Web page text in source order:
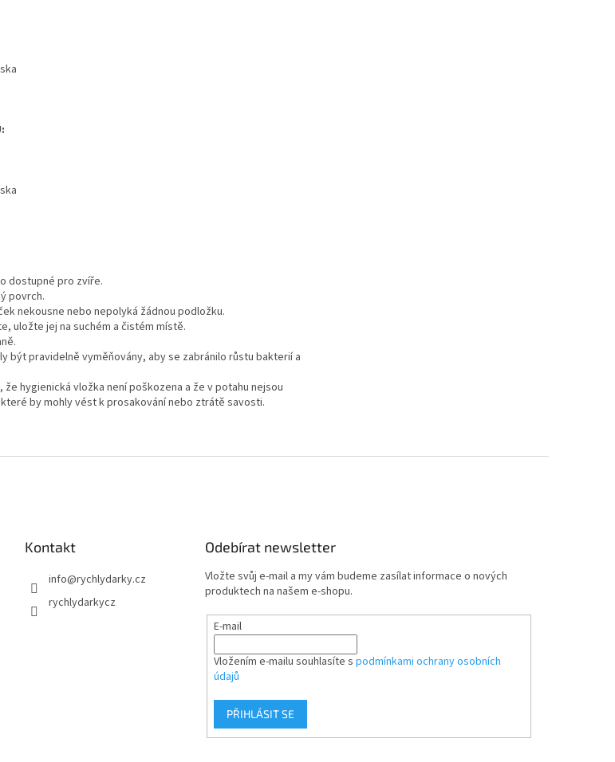
dostupné pro zvíře.
povrch.
nekousne nebo nepolyká žádnou podložku.
uložte jej na suchém a čistém místě.
být pravidelně vyměňovány, aby se zabránilo růstu bakterií a
hygienická vložka není poškozena a že v potahu nejsou
by mohly vést k prosakování nebo ztrátě savosti.
Kontakt
info@rychlydarky.cz
rychlydarkycz
Odebírat newsletter
Vložte svůj e-mail a my vám budeme zasílat informace o nových
produktech na našem e-shopu.
E-mail
Vložením e-mailu souhlasíte spodmínkami ochrany osobních
údajů
PŘIHLÁSIT SE